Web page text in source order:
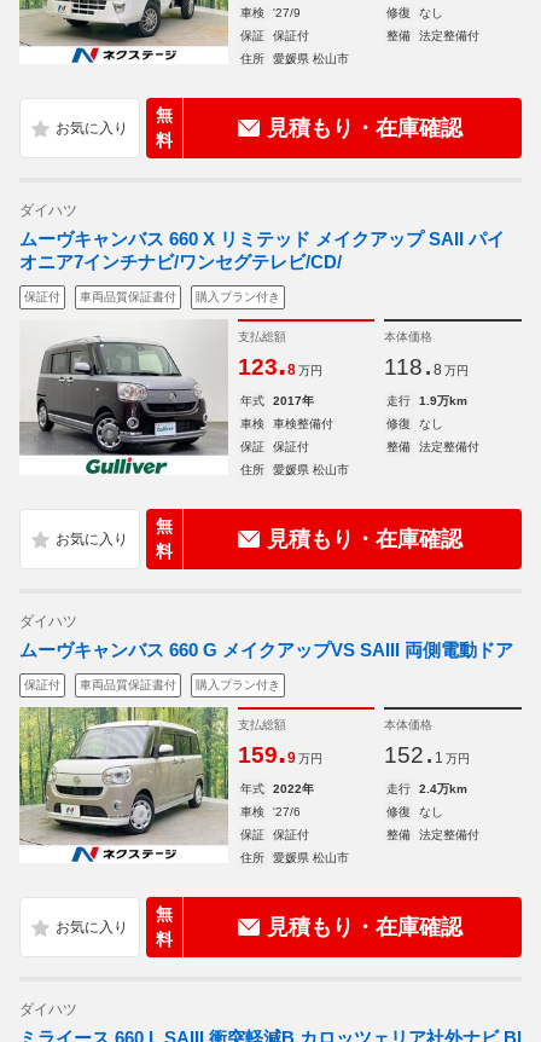
車検
'27/9 修復
なし
保証
保証付 整備
法定整備付
住所
愛媛県 松山市
無
料
見積もり・在庫確認
ダイハツ
ムーヴキャンバス 660 X リミテッド メイクアップ SAII パイ
オニア7インチナビ/ワンセグテレビ/CD/
保証付 車両品質保証書付 購入プラン付き
支払総額
123.8 万円
本体価格
118. 8 万円
年式 2017年 走行
1.9万km
車検
車検整備付 修復
なし
保証
保証付 整備
法定整備付
住所
愛媛県 松山市
無
料
見積もり・在庫確認
ダイハツ
ムーヴキャンバス 660 G メイクアップVS SAIII 両側電動ドア
保証付 車両品質保証書付 購入プラン付き
支払総額
159.9 万円
本体価格
152. 1 万円
年式 2022年 走行
2.4万km
車検
'27/6 修復
なし
保証
保証付 整備
法定整備付
住所
愛媛県 松山市
無
料
見積もり・在庫確認
ダイハツ
ミライース 660 L SAIII 衝突軽減B カロッツェリア社外ナビ Bl